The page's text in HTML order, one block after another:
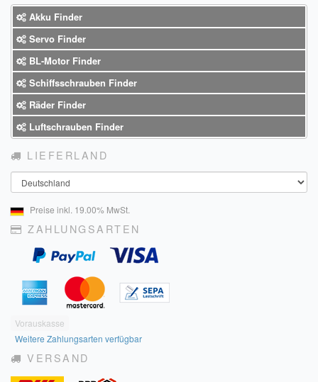
Akku Finder
Servo Finder
BL-Motor Finder
Schiffsschrauben Finder
Räder Finder
Luftschrauben Finder
LIEFERLAND
Land
Preise inkl. 19.00% MwSt.
ZAHLUNGSARTEN
Vorauskasse
Weitere Zahlungsarten verfügbar
VERSAND